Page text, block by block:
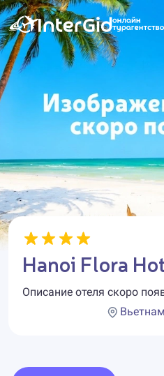
Hanoi Flora
Описание отеля скоро
Вьетнам